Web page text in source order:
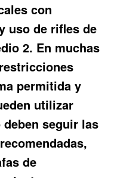
con
uso de rifles de
2. En muchas
permitida y
utilizar
seguir las
de